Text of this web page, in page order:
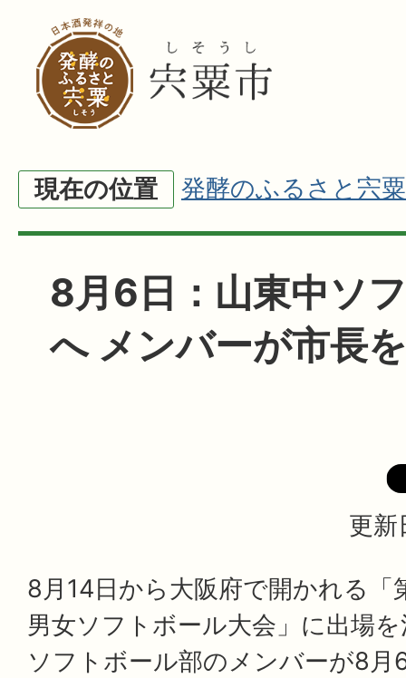
現在の位置 発酵のふるさと宍粟
8月6日：山東中ソ
へ メンバーが市長
更新
8月14日から大阪府で開かれる「
男女ソフトボール大会」に出場
ソフトボール部のメンバーが8月